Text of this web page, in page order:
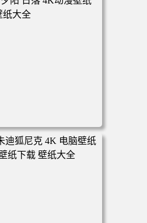
全
落 4K动漫壁纸 电脑桌